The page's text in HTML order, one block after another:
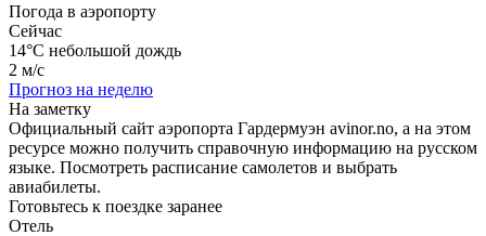
Погода в аэропорту
Сейчас
14°C небольшой дождь
2 м/с
Прогноз на неделю
На заметку
Официальный сайт аэропорта Гардермуэн avinor.no, а на этом
ресурсе можно получить справочную информацию на русском
языке. Посмотреть расписание самолетов и выбрать
авиабилеты.
Готовьтесь к поездке заранее
Отель